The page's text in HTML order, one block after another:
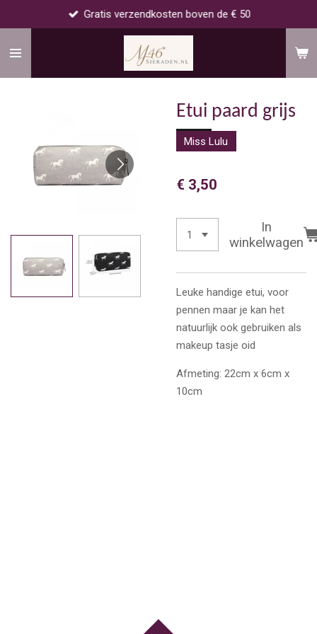
naar
Gratis verzendkosten boven de € 50
Etui paard grijs
Miss Lulu
€ 3,50
In
winkelwagen
Leuke handige etui, voor
pennen maar je kan het
natuurlijk ook gebruiken als
makeup tasje oid
Afmeting: 22cm x 6cm x
10cm